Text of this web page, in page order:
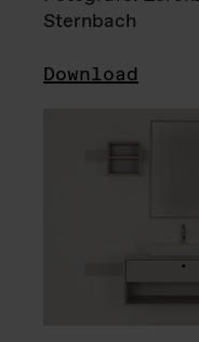
Sternbach
Download